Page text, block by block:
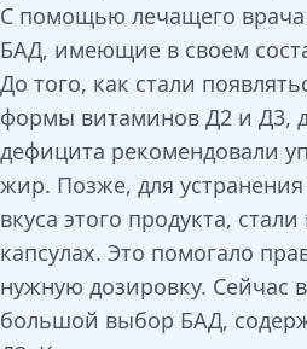
С помощью лечащего врача
БАД, имеющие в своем
До того, как стали
формы витаминов Д2 и Д3,
дефицита рекомендовали
жир. Позже, для
вкуса этого продукта,
капсулах. Это помогало
нужную дозировку. Сейчас
большой выбор БАД,